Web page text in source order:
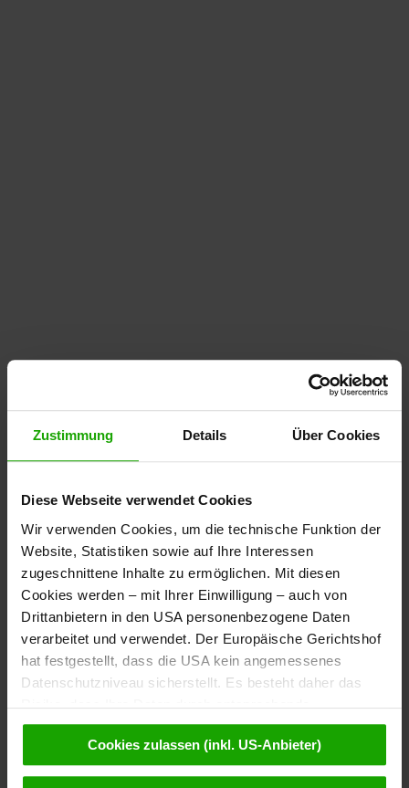
Zustimmung Details Über Cookies
Diese Webseite verwendet Cookies
Wir verwenden Cookies, um die technische Funktion der
Website, Statistiken sowie auf Ihre Interessen
zugeschnittene Inhalte zu ermöglichen. Mit diesen
Cookies werden – mit Ihrer Einwilligung – auch von
Drittanbietern in den USA personenbezogene Daten
verarbeitet und verwendet. Der Europäische Gerichtshof
hat festgestellt, dass die USA kein angemessenes
Datenschutzniveau sicherstellt. Es besteht daher das
Risiko, dass Ihre Daten durch entsprechende
Anordnungen gegenüber den Drittanbietern (z.B. Google,
Meta) dem Zugriff durch US-Behörden zu Kontroll- und
Überwachungszwecken unterliegen und dagegen keine
Cookies zulassen (inkl. US-Anbieter)